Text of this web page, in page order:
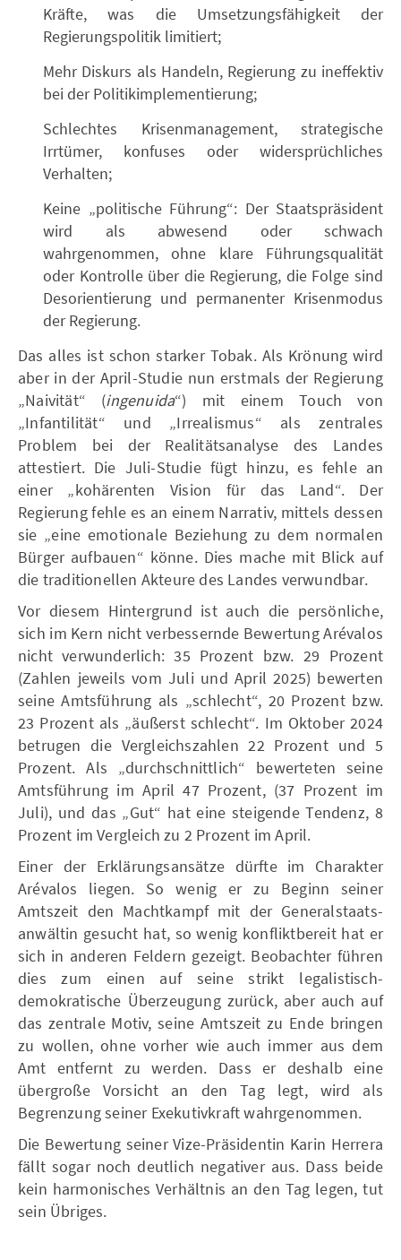
Kräfte, was die Umsetzungsfähigkeit der
Regierungspolitik limitiert;
Mehr Diskurs als Handeln, Regierung zu ineffektiv
bei der Politikimplementierung;
Schlechtes Krisenmanagement, strategische
Irrtümer, konfuses oder widersprüchliches
Verhalten;
Keine „politische Führung“: Der Staatspräsident
wird als abwesend oder schwach
wahrgenommen, ohne klare Führungsqualität
oder Kontrolle über die Regierung, die Folge sind
Desorientierung und permanenter Krisenmodus
der Regierung.
Das alles ist schon starker Tobak. Als Krönung wird
aber in der April-Studie nun erstmals der Regierung
„Naivität“ (ingenuida“) mit einem Touch von
„Infantilität“ und „Irrealismus“ als zentrales
Problem bei der Realitätsanalyse des Landes
attestiert. Die Juli-Studie fügt hinzu, es fehle an
einer „kohärenten Vision für das Land“. Der
Regierung fehle es an einem Narrativ, mittels dessen
sie „eine emotionale Beziehung zu dem normalen
Bürger aufbauen“ könne. Dies mache mit Blick auf
die traditionellen Akteure des Landes verwundbar.
Vor diesem Hintergrund ist auch die persönliche,
sich im Kern nicht verbessernde Bewertung Arévalos
nicht verwunderlich: 35 Prozent bzw. 29 Prozent
(Zahlen jeweils vom Juli und April 2025) bewerten
seine Amtsführung als „schlecht“, 20 Prozent bzw.
23 Prozent als „äußerst schlecht“. Im Oktober 2024
betrugen die Vergleichszahlen 22 Prozent und 5
Prozent. Als „durchschnittlich“ bewerteten seine
Amtsführung im April 47 Prozent, (37 Prozent im
Juli), und das „Gut“ hat eine steigende Tendenz, 8
Prozent im Vergleich zu 2 Prozent im April.
Einer der Erklärungsansätze dürfte im Charakter
Arévalos liegen. So wenig er zu Beginn seiner
Amtszeit den Machtkampf mit der Generalstaats-
anwältin gesucht hat, so wenig konfliktbereit hat er
sich in anderen Feldern gezeigt. Beobachter führen
dies zum einen auf seine strikt legalistisch-
demokratische Überzeugung zurück, aber auch auf
das zentrale Motiv, seine Amtszeit zu Ende bringen
zu wollen, ohne vorher wie auch immer aus dem
Amt entfernt zu werden. Dass er deshalb eine
übergroße Vorsicht an den Tag legt, wird als
Begrenzung seiner Exekutivkraft wahrgenommen.
Die Bewertung seiner Vize-Präsidentin Karin Herrera
fällt sogar noch deutlich negativer aus. Dass beide
kein harmonisches Verhältnis an den Tag legen, tut
sein Übriges.